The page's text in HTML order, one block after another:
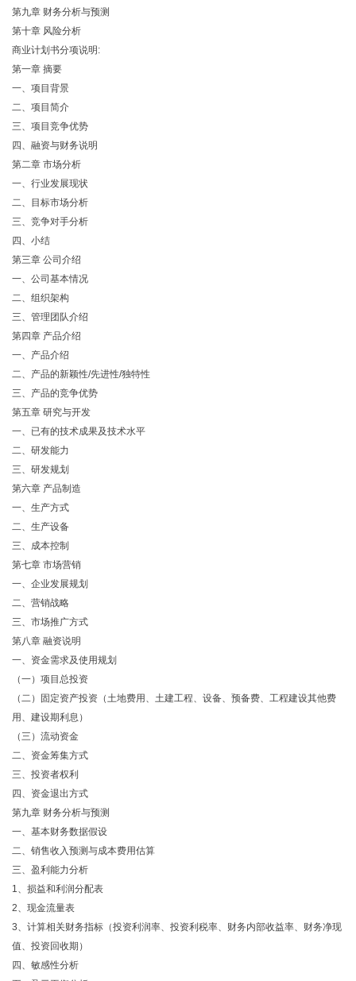
第九章 财务分析与预测
第十章 风险分析
商业计划书分项说明:
第一章 摘要
一、项目背景
二、项目简介
三、项目竞争优势
四、融资与财务说明
第二章 市场分析
一、行业发展现状
二、目标市场分析
三、竞争对手分析
四、小结
第三章 公司介绍
一、公司基本情况
二、组织架构
三、管理团队介绍
第四章 产品介绍
一、产品介绍
二、产品的新颖性/先进性/独特性
三、产品的竞争优势
第五章 研究与开发
一、已有的技术成果及技术水平
二、研发能力
三、研发规划
第六章 产品制造
一、生产方式
二、生产设备
三、成本控制
第七章 市场营销
一、企业发展规划
二、营销战略
三、市场推广方式
第八章 融资说明
一、资金需求及使用规划
（一）项目总投资
（二）固定资产投资（土地费用、土建工程、设备、预备费、工程建设其他费
用、建设期利息）
（三）流动资金
二、资金筹集方式
三、投资者权利
四、资金退出方式
第九章 财务分析与预测
一、基本财务数据假设
二、销售收入预测与成本费用估算
三、盈利能力分析
1、损益和利润分配表
2、现金流量表
3、计算相关财务指标（投资利润率、投资利税率、财务内部收益率、财务净现
值、投资回收期）
四、敏感性分析